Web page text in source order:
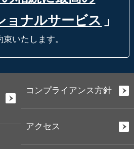
ョナルサービス 」
束いたします。
コンプライアンス方針
アクセス